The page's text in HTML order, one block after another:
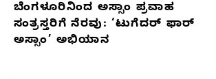
ಬೆಂಗಳೂರಿನಿಂದ ಅಸ್ಸಾಂ ಪ್ರವಾಹ
ಸಂತ್ರಸ್ತರಿಗೆ ನೆರವು: ‘ಟುಗೆದರ್ ಫಾರ್
ಅಸ್ಸಾಂ’ ಅಭಿಯಾನ